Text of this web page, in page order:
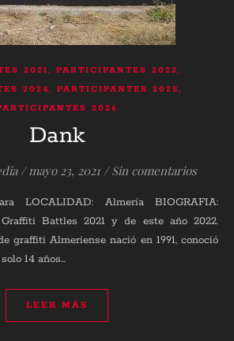
2021, PARTICIPANTES 2022,
2024, PARTICIPANTES 2025,
2026
Dank
/ mayo 23, 2021 / Sin comentarios
Battles 2021 y de este año 2022.
graffiti Almeriense nació en 1991, conoció
14 años…
LEER MÁS